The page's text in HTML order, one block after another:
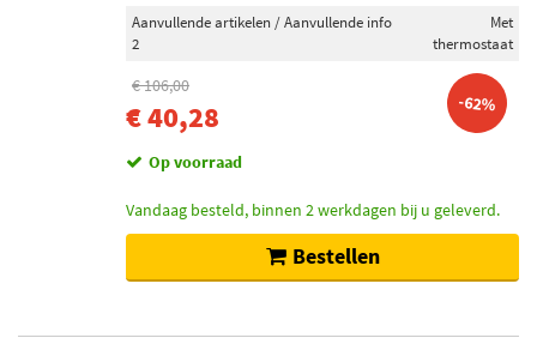
Op voorraad (6)
Aanvullende artikelen / Aanvullende info
2
Met
thermostaat
€ 106,00
€ 40,28 -62%
Op voorraad
Vandaag besteld, binnen 2 werkdagen bij u geleverd.
Bestellen